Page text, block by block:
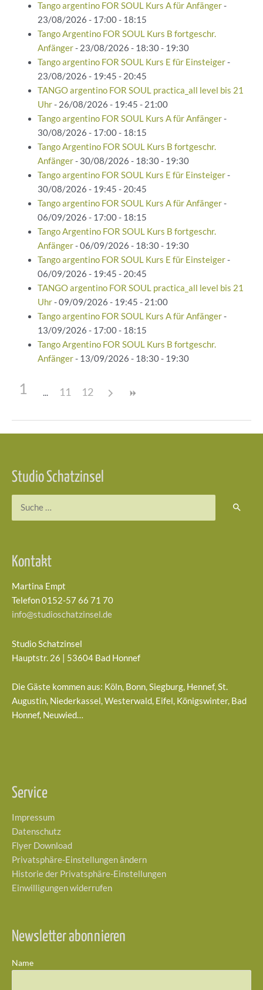
Tango argentino FOR SOUL Kurs A für Anfänger-
23/08/2026 - 17:00 - 18:15
Tango Argentino FOR SOUL Kurs B fortgeschr.
Anfänger- 23/08/2026 - 18:30 - 19:30
Tango argentino FOR SOUL Kurs E für Einsteiger-
23/08/2026 - 19:45 - 20:45
TANGO argentino FOR SOUL practica_all level bis 21
Uhr- 26/08/2026 - 19:45 - 21:00
Tango argentino FOR SOUL Kurs A für Anfänger-
30/08/2026 - 17:00 - 18:15
Tango Argentino FOR SOUL Kurs B fortgeschr.
Anfänger- 30/08/2026 - 18:30 - 19:30
Tango argentino FOR SOUL Kurs E für Einsteiger-
30/08/2026 - 19:45 - 20:45
Tango argentino FOR SOUL Kurs A für Anfänger-
06/09/2026 - 17:00 - 18:15
Tango Argentino FOR SOUL Kurs B fortgeschr.
Anfänger- 06/09/2026 - 18:30 - 19:30
Tango argentino FOR SOUL Kurs E für Einsteiger-
06/09/2026 - 19:45 - 20:45
TANGO argentino FOR SOUL practica_all level bis 21
Uhr- 09/09/2026 - 19:45 - 21:00
Tango argentino FOR SOUL Kurs A für Anfänger-
13/09/2026 - 17:00 - 18:15
Tango Argentino FOR SOUL Kurs B fortgeschr.
Anfänger- 13/09/2026 - 18:30 - 19:30
1 11 12
Studio Schatzinsel
Kontakt
Martina Empt
Telefon 0152-57 66 71 70
info@studioschatzinsel.de
Studio Schatzinsel
Hauptstr. 26 | 53604 Bad Honnef
Die Gäste kommen aus: Köln, Bonn, Siegburg, Hennef, St.
Augustin, Niederkassel, Westerwald, Eifel, Königswinter, Bad
Honnef, Neuwied…
Service
Impressum
Datenschutz
Flyer Download
Privatsphäre-Einstellungen ändern
Historie der Privatsphäre-Einstellungen
Einwilligungen widerrufen
Newsletter abonnieren
Name